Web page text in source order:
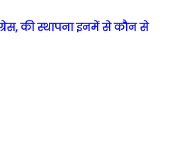
की स्थापना इनमें से कौन से